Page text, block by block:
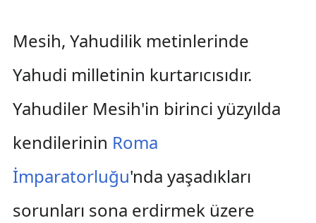
Mesih, Yahudilik metinlerinde
Yahudi milletinin kurtarıcısıdır.
Yahudiler Mesih'in birinci yüzyılda
kendilerinin Roma
İmparatorluğu'nda yaşadıkları
sorunları sona erdirmek üzere